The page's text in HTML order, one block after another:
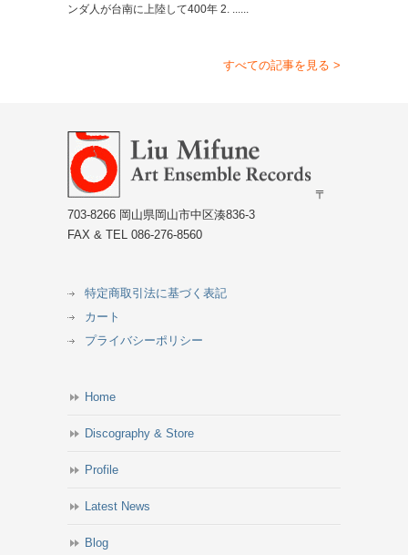
ンダ人が台南に上陸して400年 2. ......
すべての記事を見る >
〒
703-8266 岡山県岡山市中区湊836-3
FAX & TEL 086-276-8560
特定商取引法に基づく表記
カート
プライバシーポリシー
Home
Discography & Store
Profile
Latest News
Blog